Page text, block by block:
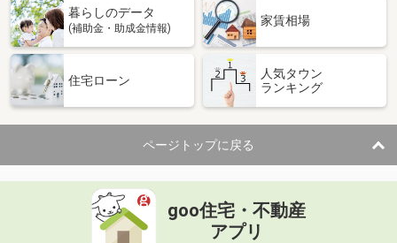
暮らしのデータ
(補助金・助成金情報)
家賃相場
住宅ローン
人気タウン
ランキング
ページトップに戻る
goo住宅・不動産
アプリ